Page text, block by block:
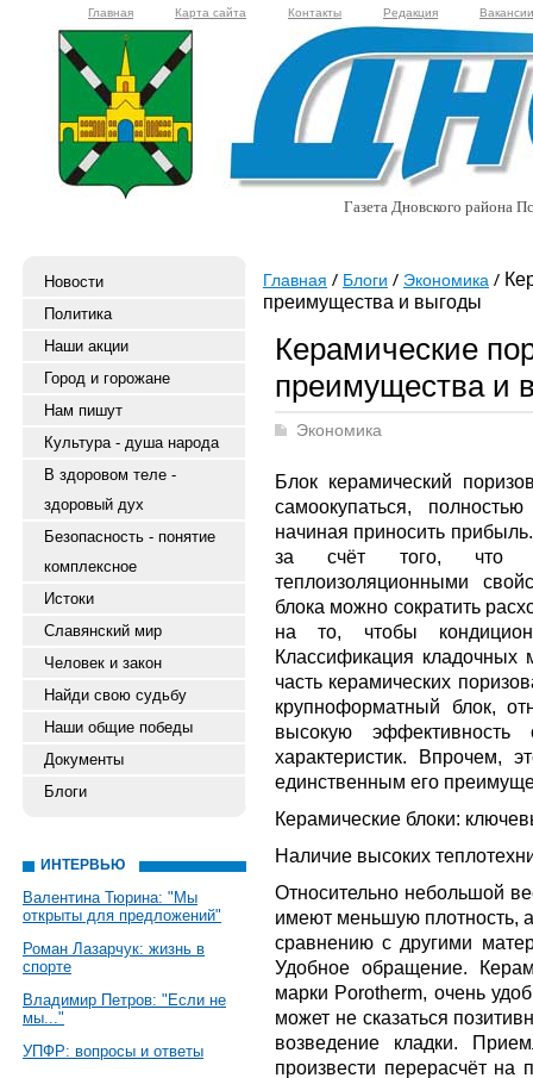
Главная Карта сайта Контакты Редакция Вакансии
Газета Дновского района
Новости
Политика
Наши акции
Город и горожане
Нам пишут
Культура - душа народа
В здоровом теле -
здоровый дух
Безопасность - понятие
комплексное
Истоки
Славянский мир
Человек и закон
Найди свою судьбу
Наши общие победы
Документы
Блоги
ИНТЕРВЬЮ
Валентина Тюрина: "Мы
открыты для предложений"
Роман Лазарчук: жизнь в
спорте
Владимир Петров: "Если не
мы..."
УПФР: вопросы и ответы
Главная Блоги Экономика
преимущества и выгоды
Керамические
преимущества и
Экономика
Блок керамический
самоокупаться,
начиная приносить
за счёт того, что
теплоизоляционными
блока можно сократить
на то, чтобы
Классификация кладочных
часть керамических
крупноформатный блок,
высокую эффективность
характеристик. Впрочем,
единственным его
Керамические блоки:
Наличие высоких
Относительно небольшой
имеют меньшую плотность,
сравнению с другими
Удобное обращение.
марки Porotherm, очень
может не сказаться
возведение кладки.
произвести перерасчёт